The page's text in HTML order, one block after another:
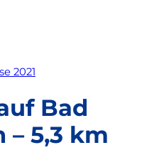
2021
Bad
– 5,3 km